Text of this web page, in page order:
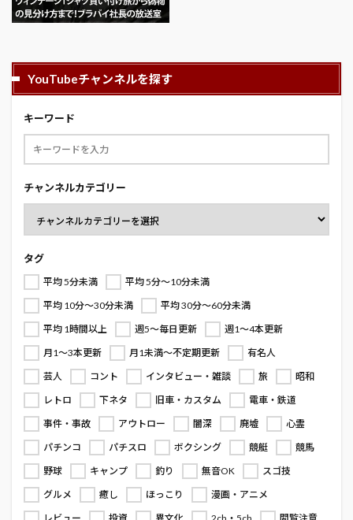
YouTubeチャンネルを探す
キーワード
チャンネルカテゴリー
タグ
平均 5分未満
平均 5分～10分未満
平均 10分～30分未満
平均 30分～60分未満
平均 1時間以上
週5～毎日更新
週1～4本更新
月1～3本更新
月1未満～不定期更新
有名人
芸人
コント インタビュー・雑談 旅
昭和
レトロ
下ネタ 旧車・カスタム
電車・鉄道
事件・事故
アウトロー 闇深 廃墟
心霊
パチンコ
パチスロ ボクシング 競艇
競馬
野球
キャンプ 釣り 無音OK
スゴ技
グルメ
癒し ほっこり
漫画・アニメ